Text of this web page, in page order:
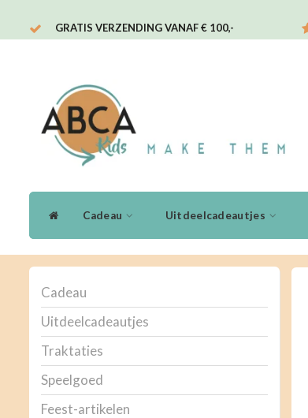
GRATIS VERZENDING VANAF € 100,-
Cadeau Uitdeelcadeautjes
Cadeau
Uitdeelcadeautjes
Traktaties
Speelgoed
Feest-artikelen